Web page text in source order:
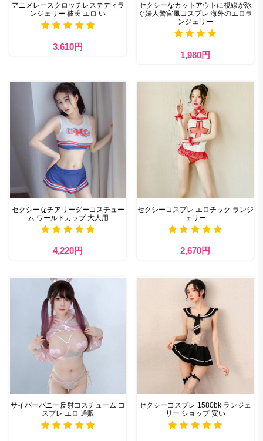
アニメレースクロッチレステディラ
ンジェリー 彼氏 エロ い
3,610円
セクシーなカットアウトに視線が泳
ぐ婦人警官風コスプレ 海外のエロラ
ンジェリー
1,980円
セクシーなチアリーダーコスチュー
ム ワールドカップ 大人用
4,220円
セクシーコスプレ エロチック ランジ
ェリー
2,670円
サイバーバニー反射コスチューム コ
スプレ エロ 通販
セクシーコスプレ 1580bk ランジェ
リー ショップ 安い